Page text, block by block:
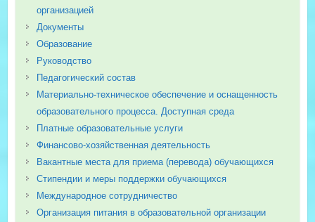
организацией
Документы
Образование
Руководство
Педагогический состав
Материально-техническое обеспечение и оснащенность
образовательного процесса. Доступная среда
Платные образовательные услуги
Финансово-хозяйственная деятельность
Вакантные места для приема (перевода) обучающихся
Стипендии и меры поддержки обучающихся
Международное сотрудничество
Организация питания в образовательной организации